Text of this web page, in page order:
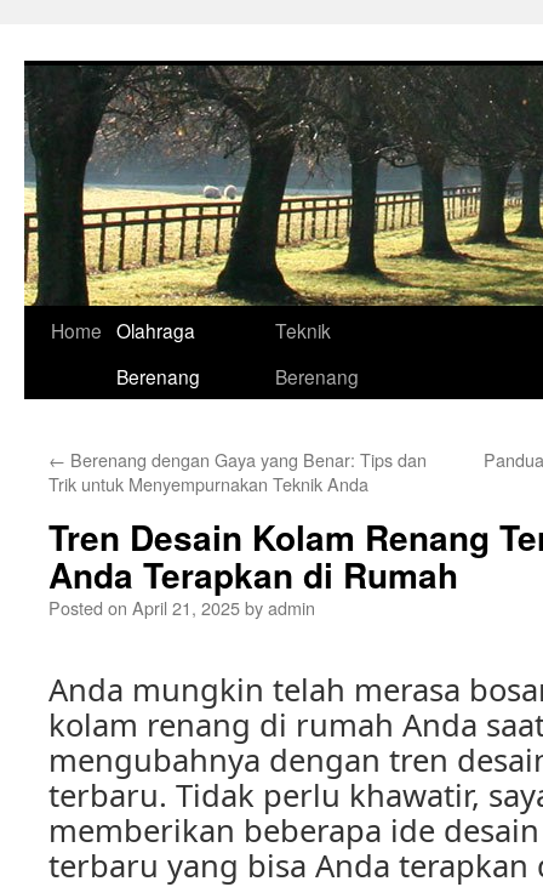
Home Olahraga
Berenang
Teknik
Berenang
← Berenang dengan Gaya yang Benar: Tips dan
Trik untuk Menyempurnakan Teknik Anda
Tren Desain Kolam Renang
Anda Terapkan di Rumah
Posted on April 21, 2025byadmin
Anda mungkin telah merasa
kolam renang di rumah Anda
mengubahnya dengan tren
terbaru. Tidak perlu khawatir,
memberikan beberapa ide
terbaru yang bisa Anda terapkan